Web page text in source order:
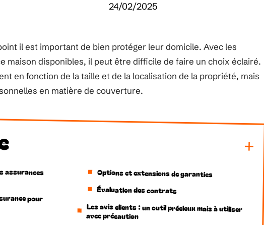
24/02/2025
il est important de bien protéger leur domicile. Avec les
maison disponibles, il peut être difficile de faire un choix éclairé.
en fonction de la taille et de la localisation de la propriété, mais
en matière de couverture.
assurances
pour
Options et extensions de garanties
Évaluation des contrats
Les avis clients : un outil précieux mais à utiliser
avec précaution